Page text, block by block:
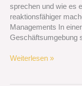
sprechen und wie es
reaktionsfähiger
Managements In
Geschäftsumgebung
Weiterlesen »